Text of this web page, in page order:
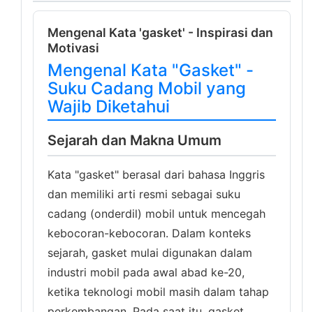
Mengenal Kata 'gasket' - Inspirasi dan
Motivasi
Mengenal Kata "Gasket" -
Suku Cadang Mobil yang
Wajib Diketahui
Sejarah dan Makna Umum
Kata "gasket" berasal dari bahasa Inggris
dan memiliki arti resmi sebagai suku
cadang (onderdil) mobil untuk mencegah
kebocoran-kebocoran. Dalam konteks
sejarah, gasket mulai digunakan dalam
industri mobil pada awal abad ke-20,
ketika teknologi mobil masih dalam tahap